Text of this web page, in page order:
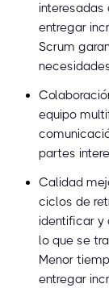
interesadas
entregar
Scrum
equipo
partes
Calidad
ciclos de
identificar y
lo que se
Menor
entregar